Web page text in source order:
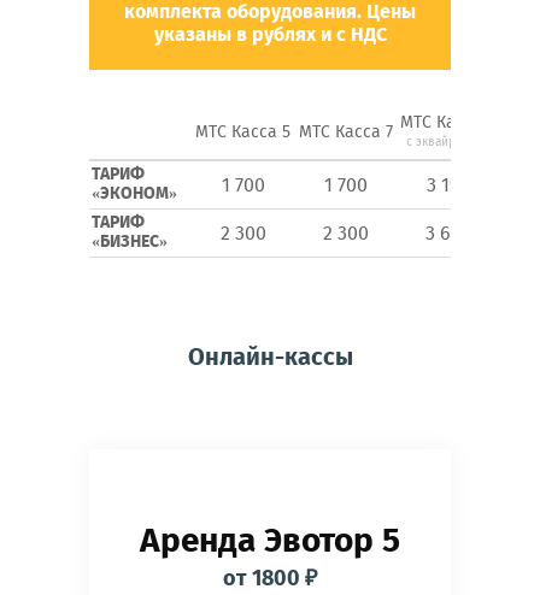
комплекта оборудования. Цены
указаны в рублях и с НДС
МТС Касса 5 МТС Касса 7 МТС Касса 5
с эквайрингом
ТАРИФ
«ЭКОНОМ»
1 700 1 700 3 190
ТАРИФ
«БИЗНЕС»
2 300 2 300 3 690
Онлайн-кассы
Аренда Эвотор 5
от 1800 ₽